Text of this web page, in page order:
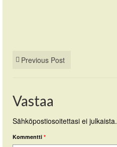
Previous Post
Vastaa
Sähköpostiosoitettasi ei julkaista.
Kommentti *